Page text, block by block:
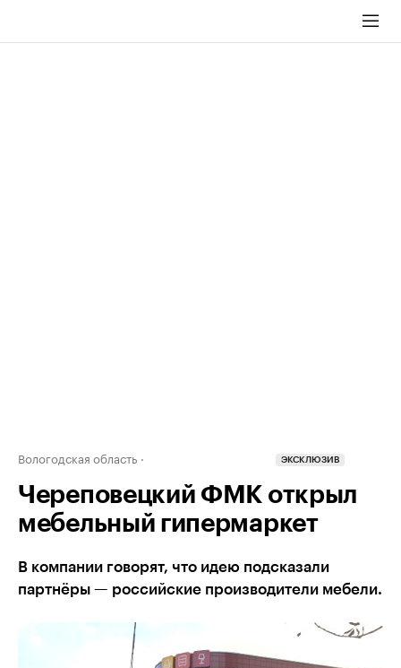
Вологодская область ЭКСКЛЮЗИВ
Череповецкий ФМК открыл
мебельный гипермаркет
В компании говорят, что идею подсказали
партнёры — российские производители мебели.